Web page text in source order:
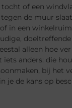
of een
de muur
in een
alleen hoe
anders: die
bij het
de kans op